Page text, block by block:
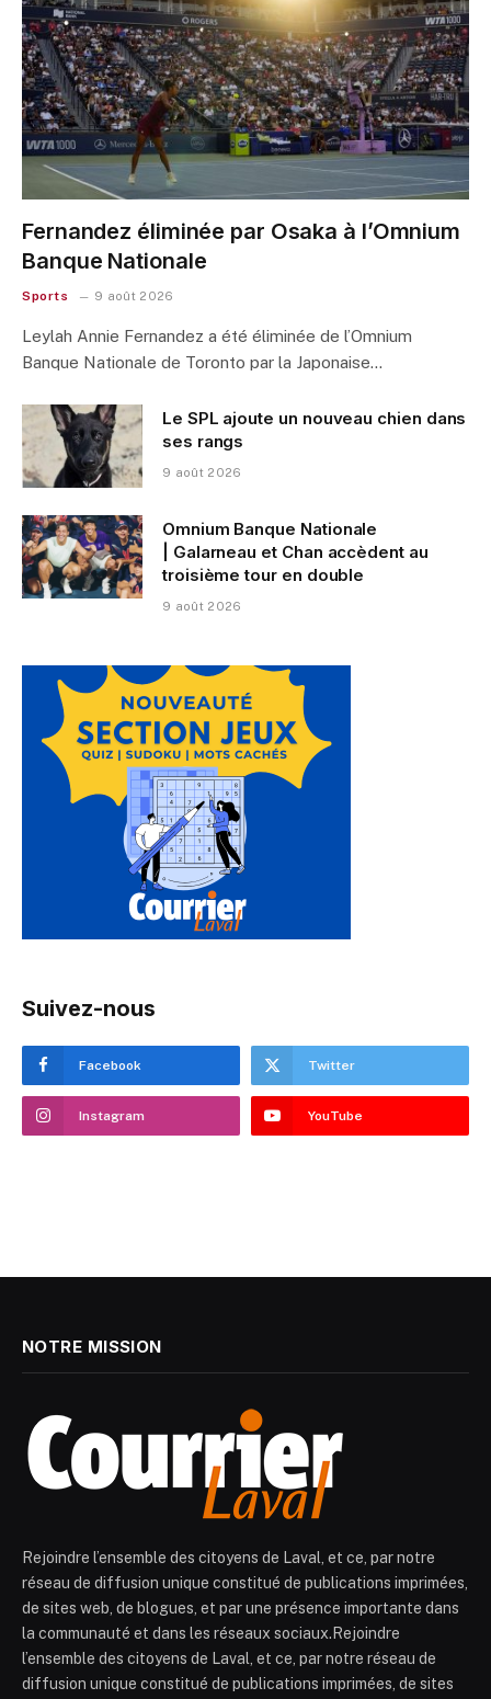
Fernandez éliminée par Osaka à l’Omnium
Banque Nationale
Sports 9 août 2026
Leylah Annie Fernandez a été éliminée de l’Omnium
Banque Nationale de Toronto par la Japonaise…
Le SPL ajoute un nouveau chien dans
ses rangs
9 août 2026
Omnium Banque Nationale
| Galarneau et Chan accèdent au
troisième tour en double
9 août 2026
Suivez-nous
Facebook Twitter
Instagram YouTube
NOTRE MISSION
Rejoindre l’ensemble des citoyens de Laval, et ce, par notre
réseau de diffusion unique constitué de publications imprimées,
de sites web, de blogues, et par une présence importante dans
la communauté et dans les réseaux sociaux.Rejoindre
l’ensemble des citoyens de Laval, et ce, par notre réseau de
diffusion unique constitué de publications imprimées, de sites